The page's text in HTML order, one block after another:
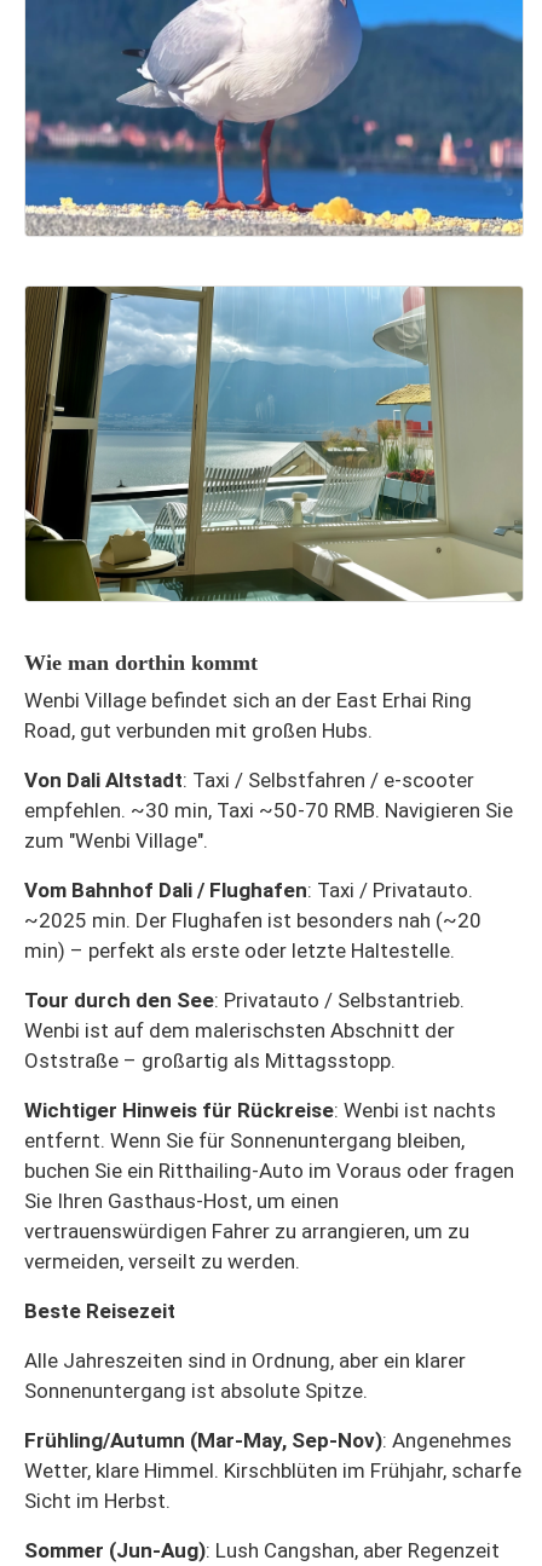
Wie man dorthin kommt
Wenbi Village befindet sich an der East Erhai Ring
Road, gut verbunden mit großen Hubs.
Von Dali Altstadt: Taxi / Selbstfahren / e-scooter
empfehlen. ~30 min, Taxi ~50-70 RMB. Navigieren Sie
zum "Wenbi Village".
Vom Bahnhof Dali / Flughafen: Taxi / Privatauto.
~2025 min. Der Flughafen ist besonders nah (~20
min) – perfekt als erste oder letzte Haltestelle.
Tour durch den See: Privatauto / Selbstantrieb.
Wenbi ist auf dem malerischsten Abschnitt der
Oststraße – großartig als Mittagsstopp.
Wichtiger Hinweis für Rückreise: Wenbi ist nachts
entfernt. Wenn Sie für Sonnenuntergang bleiben,
buchen Sie ein Ritthailing-Auto im Voraus oder fragen
Sie Ihren Gasthaus-Host, um einen
vertrauenswürdigen Fahrer zu arrangieren, um zu
vermeiden, verseilt zu werden.
Beste Reisezeit
Alle Jahreszeiten sind in Ordnung, aber ein klarer
Sonnenuntergang ist absolute Spitze.
Frühling/Autumn (Mar-May, Sep-Nov): Angenehmes
Wetter, klare Himmel. Kirschblüten im Frühjahr, scharfe
Sicht im Herbst.
Sommer (Jun-Aug): Lush Cangshan, aber Regenzeit